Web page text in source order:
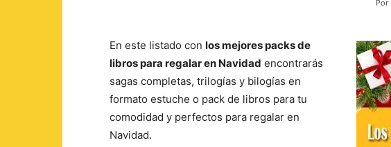
Por
En este listado con los mejores packs de
libros para regalar en Navidad encontrarás
sagas completas, trilogías y bilogías en
formato estuche o pack de libros para tu
comodidad y perfectos para regalar en
Navidad.